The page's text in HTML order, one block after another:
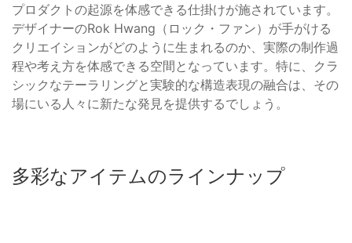
プロダクトの起源を体感できる仕掛けが施されています。
デザイナーのRok Hwang（ロック・ファン）が手がける
クリエイションがどのように生まれるのか、実際の制作過
程や考え方を体感できる空間となっています。特に、クラ
シックなテーラリングと実験的な構造表現の融合は、その
場にいる人々に新たな発見を提供するでしょう。
多彩なアイテムのラインナップ